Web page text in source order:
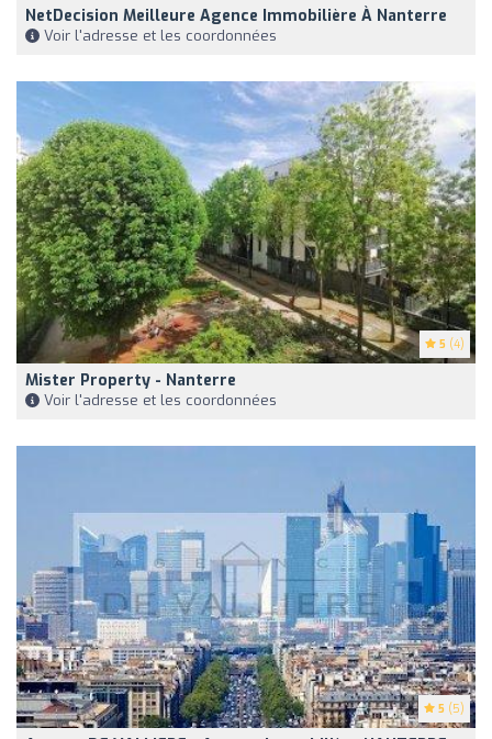
NetDecision Meilleure Agence Immobilière À Nanterre
Voir l'adresse et les coordonnées
5 (4)
Mister Property - Nanterre
Voir l'adresse et les coordonnées
5 (5)